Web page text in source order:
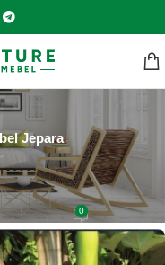
Jepara
Murah
2019-06-22 0